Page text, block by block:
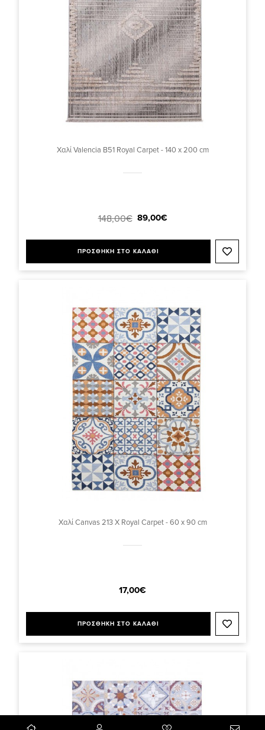
0
Χαλί Valencia B51 Royal Carpet - 140 x 200 cm
148,00€ 89,00€
ΠΡΟΣΘΗΚΗ ΣΤΟ ΚΑΛΑΘΙ
Χαλί Canvas 213 X Royal Carpet - 60 x 90 cm
17,00€
ΠΡΟΣΘΗΚΗ ΣΤΟ ΚΑΛΑΘΙ